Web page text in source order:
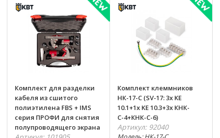
Комплект для разделки
кабеля из сшитого
полиэтилена FBS + IMS
серия ПРОФИ для снятия
полупроводящего экрана
Комплект клеммников
НК-17-С (SV-17: 3x KE
10.1+1x KE 10.3+3x КНК-
С-4+КНК-С-6)
Артикул: 92040